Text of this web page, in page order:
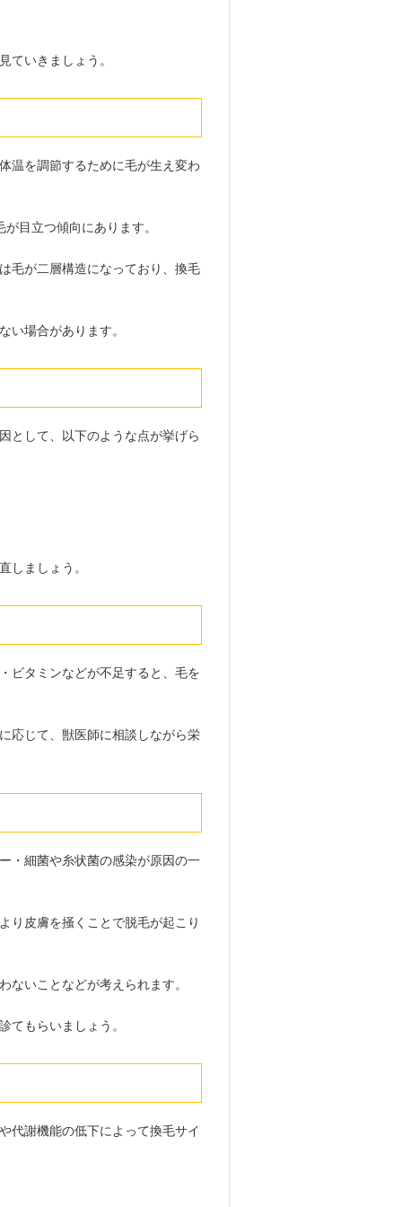
ていきましょう。
温を調節するために毛が生え変わ
目立つ傾向にあります。
毛が二層構造になっており、換毛
い場合があります。
として、以下のような点が挙げら
しましょう。
ビタミンなどが不足すると、毛を
応じて、獣医師に相談しながら栄
・細菌や糸状菌の感染が原因の一
り皮膚を掻くことで脱毛が起こり
いことなどが考えられます。
てもらいましょう。
代謝機能の低下によって換毛サイ